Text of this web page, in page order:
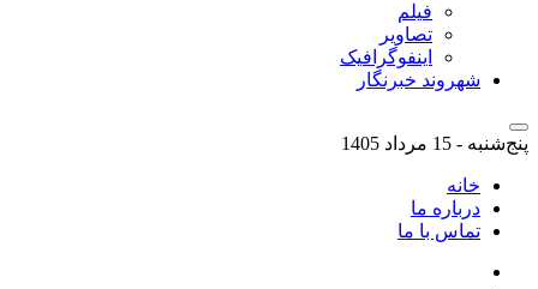
فیلم
تصاویر
اینفوگرافیک
شهروند خبرنگار
پنج‌شنبه - 15 مرداد 1405
خانه
درباره ما
تماس با ما